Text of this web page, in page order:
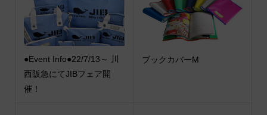
●Event Info●22/7/13～ 川
西阪急にてJIBフェア開
催！
ブックカバーM